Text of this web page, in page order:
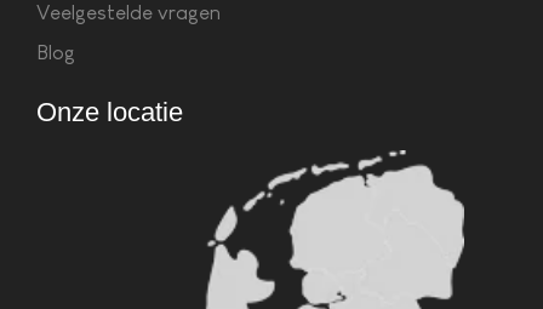
Veelgestelde vragen
Blog
Onze locatie